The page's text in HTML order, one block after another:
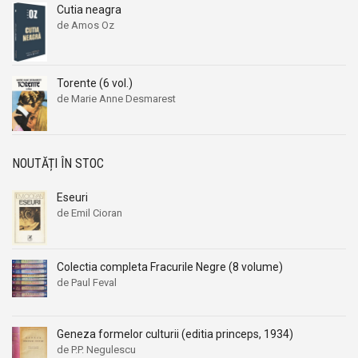
Aleksandr Beleaev
Alessandro Parronchi
Alex Mihai Stoenescu
Alexandr Soljenitin
Alexandra Jones
Alexandra Mosneaga
Alexandre Dumas
Alexandre Dumas fiul
Alexandre Koyre
Alexandrian
Alexandru Balaci
Alexandru Busuioceanu
Alexandru Elian
Aleksandr Beleaev
Alessandro Parronchi
Alex Mihai Stoenescu
Alexandr Soljenitin
Alexandra Jones
Alexandra Mosneaga
Alexandre Dumas
Alexandre Dumas fiul
Alexandre Koyre
Alexandrian
Alexandru Balaci
Alexandru Busuioceanu
Alexandru Elian
Cutia neagra
de Amos Oz
Torente (6 vol.)
de Marie Anne Desmarest
NOUTĂȚI ÎN STOC
Eseuri
de Emil Cioran
Colectia completa Fracurile Negre (8 volume)
de Paul Feval
Geneza formelor culturii (editia princeps, 1934)
de P.P. Negulescu